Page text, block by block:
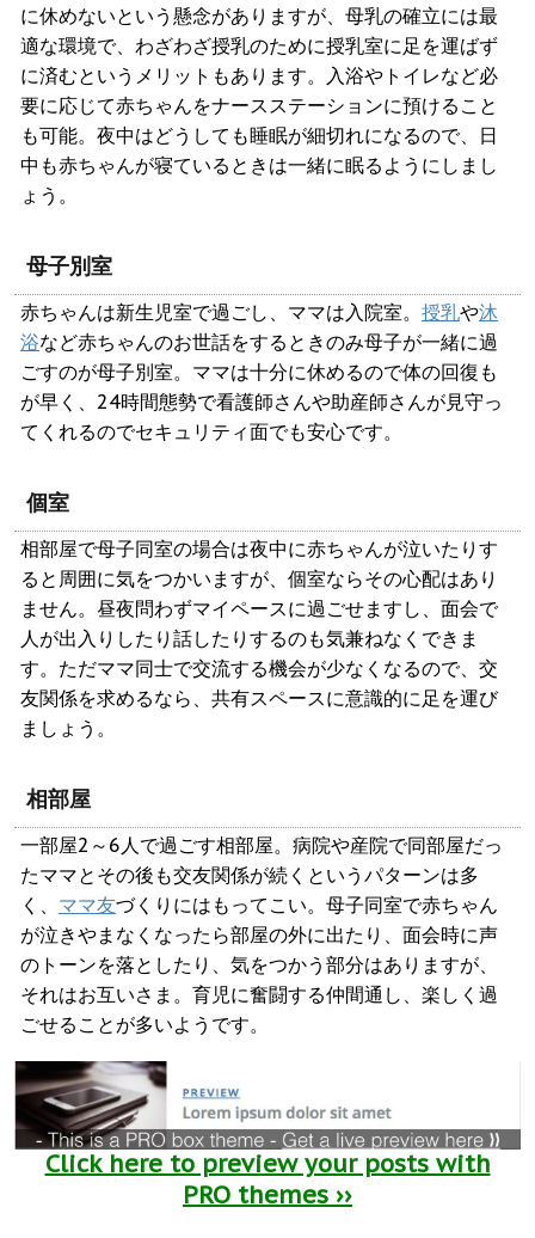
に休めないという懸念がありますが、母乳の確立には最
適な環境で、わざわざ授乳のために授乳室に足を運ばず
に済むというメリットもあります。入浴やトイレなど必
要に応じて赤ちゃんをナースステーションに預けること
も可能。夜中はどうしても睡眠が細切れになるので、日
中も赤ちゃんが寝ているときは一緒に眠るようにしまし
ょう。
母子別室
赤ちゃんは新生児室で過ごし、ママは入院室。 授乳や沐
浴など赤ちゃんのお世話をするときのみ母子が一緒に過
ごすのが母子別室。ママは十分に休めるので体の回復も
が早く、24時間態勢で看護師さんや助産師さんが見守っ
てくれるのでセキュリティ面でも安心です。
個室
相部屋で母子同室の場合は夜中に赤ちゃんが泣いたりす
ると周囲に気をつかいますが、個室ならその心配はあり
ません。昼夜問わずマイペースに過ごせますし、面会で
人が出入りしたり話したりするのも気兼ねなくできま
す。ただママ同士で交流する機会が少なくなるので、交
友関係を求めるなら、共有スペースに意識的に足を運び
ましょう。
相部屋
一部屋2～6人で過ごす相部屋。病院や産院で同部屋だっ
たママとその後も交友関係が続くというパターンは多
く、 ママ友づくりにはもってこい。母子同室で赤ちゃん
が泣きやまなくなったら部屋の外に出たり、面会時に声
のトーンを落としたり、気をつかう部分はありますが、
それはお互いさま。育児に奮闘する仲間通し、楽しく過
ごせることが多いようです。
Click here to preview your posts with
PRO themes ››